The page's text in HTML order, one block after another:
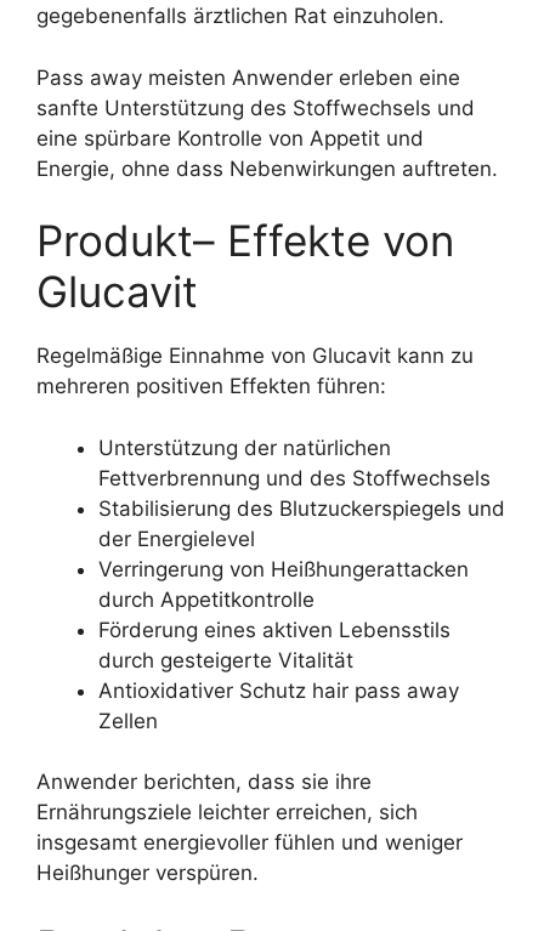
gegebenenfalls ärztlichen Rat einzuholen.
Pass away meisten Anwender erleben eine
sanfte Unterstützung des Stoffwechsels und
eine spürbare Kontrolle von Appetit und
Energie, ohne dass Nebenwirkungen auftreten.
Produkt– Effekte von
Glucavit
Regelmäßige Einnahme von Glucavit kann zu
mehreren positiven Effekten führen:
Unterstützung der natürlichen
Fettverbrennung und des Stoffwechsels
Stabilisierung des Blutzuckerspiegels und
der Energielevel
Verringerung von Heißhungerattacken
durch Appetitkontrolle
Förderung eines aktiven Lebensstils
durch gesteigerte Vitalität
Antioxidativer Schutz hair pass away
Zellen
Anwender berichten, dass sie ihre
Ernährungsziele leichter erreichen, sich
insgesamt energievoller fühlen und weniger
Heißhunger verspüren.